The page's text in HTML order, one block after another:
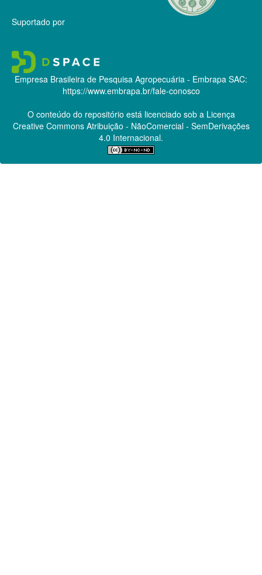
Suportado por
Empresa Brasileira de Pesquisa Agropecuária - Embrapa SAC:
https://www.embrapa.br/fale-conosco
O conteúdo do repositório está licenciado sob a Licença
Creative CommonsAtribuição - NãoComercial - SemDerivações
4.0 Internacional.